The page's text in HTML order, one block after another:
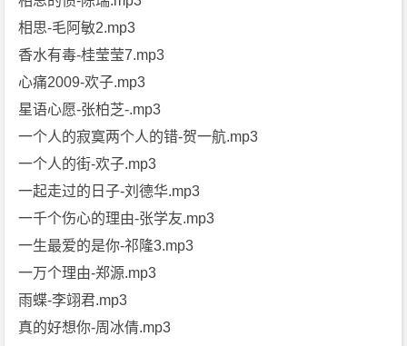
相思-毛阿敏2.mp3
香水有毒-桂莹莹7.mp3
心痛2009-欢子.mp3
星语心愿-张柏芝-.mp3
一个人的寂寞两个人的错-贺一航.mp3
一个人的街-欢子.mp3
一起走过的日子-刘德华.mp3
一千个伤心的理由-张学友.mp3
一生最爱的是你-祁隆3.mp3
一万个理由-郑源.mp3
雨蝶-李翊君.mp3
真的好想你-周冰倩.mp3